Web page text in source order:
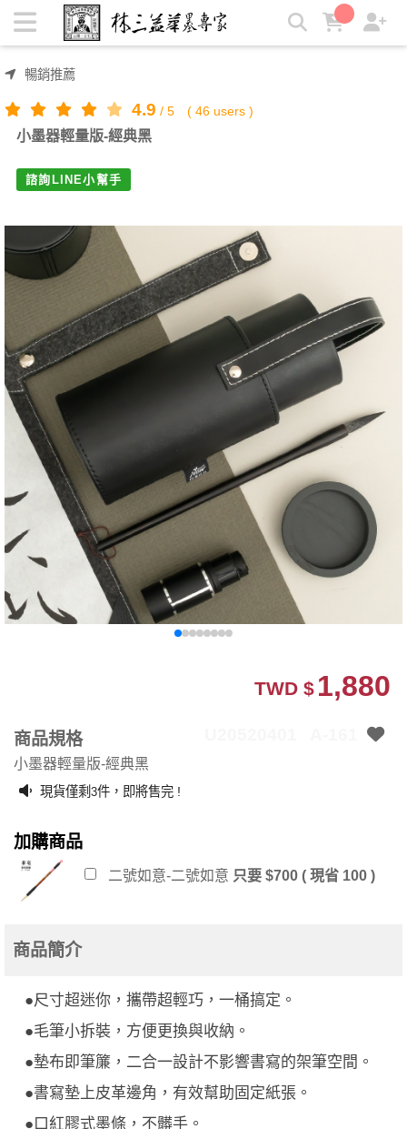
小墨器輕量版-經典黑 | 林三益筆墨專家
暢銷推薦
4.9 / 5 ( 46 users )
小墨器輕量版-經典黑
諮詢LINE小幫手
1,880
TWD $
商品規格
小墨器輕量版-經典黑
現貨僅剩 3件，即將售完 !
加購商品
二號如意-二號如意 只要 $700 ( 現省 100 )
商品簡介
●尺寸超迷你，攜帶超輕巧，一桶搞定。
●毛筆小拆裝，方便更換與收納。
●墊布即筆簾，二合一設計不影響書寫的架筆空間。
●書寫墊上皮革邊角，有效幫助固定紙張。
●口紅膠式墨條，不髒手。